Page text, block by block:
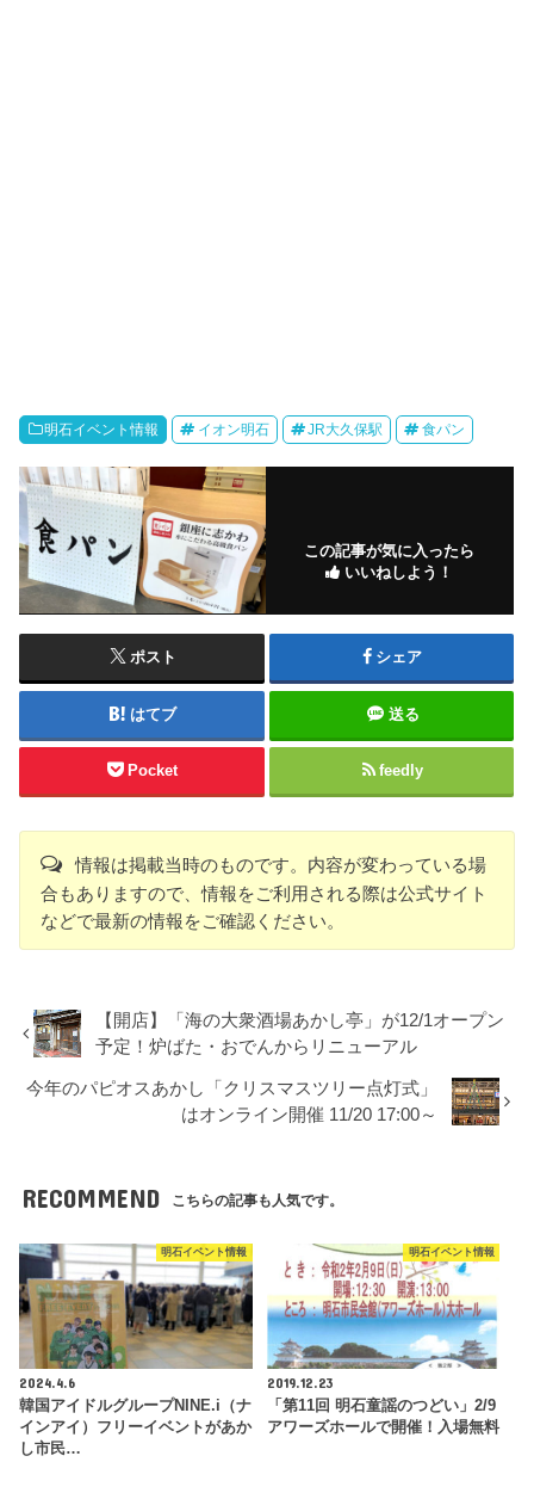
明石イベント情報 イオン明石 JR大久保駅 食パン
この記事が気に入ったら
いいねしよう！
ポスト シェア
はてブ 送る
Pocket feedly
情報は掲載当時のものです。内容が変わっている場
合もありますので、情報をご利用される際は公式サイト
などで最新の情報をご確認ください。
【開店】「海の大衆酒場あかし亭」が12/1オープン
予定！炉ばた・おでんからリニューアル
今年のパピオスあかし「クリスマスツリー点灯式」
はオンライン開催 11/20 17:00～
RECOMMEND こちらの記事も人気です。
明石イベント情報
2024.4.6
韓国アイドルグループNINE.i（ナ
インアイ）フリーイベントがあか
し市民…
明石イベント情報
2019.12.23
「第11回 明石童謡のつどい」2/9
アワーズホールで開催！入場無料